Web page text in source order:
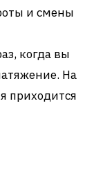
и смены
когда вы
На
приходится